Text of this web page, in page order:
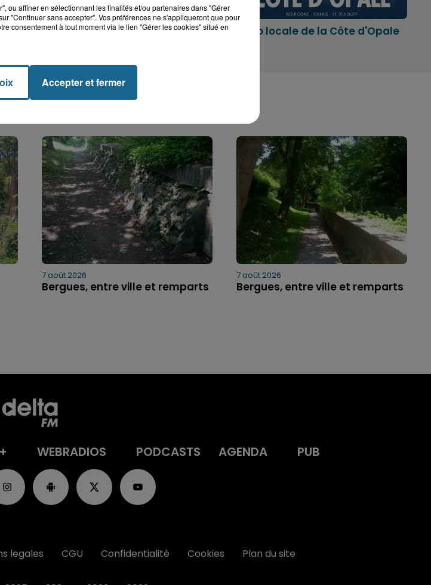
L'info locale de l'Audomarois L'info locale de la Côte d'Opale
7 août 2026
Bergues, entre ville et remparts
7 août 2026
Bergues, entre ville et remparts
WEBRADIOS PODCASTS AGENDA PUB
legales CGU Confidentialité Cookies Plan du site
ou affiner en sélectionnant les finalités et/ou partenaires dans "Gérer
"Continuer sans accepter". Vos préférences ne s'appliqueront que pour
consentement à tout moment via le lien "Gérer les cookies" situé en
Accepter et fermer